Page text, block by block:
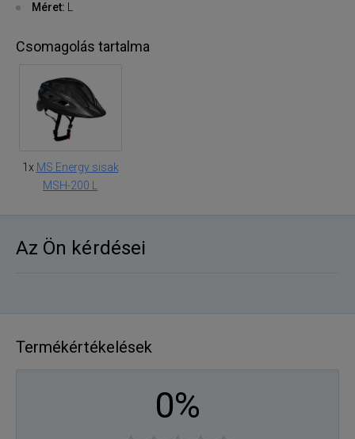
Méret:
Csomagolás tartalma
1x MS Energy sisak
MSH-200 L
Az Ön kérdései
Termékértékelések
0%